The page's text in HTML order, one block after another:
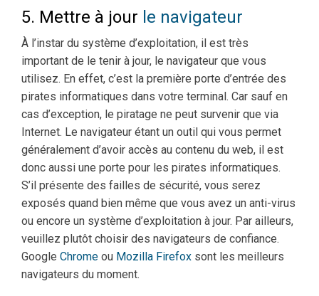
5. Mettre à jour le navigateur
À l’instar du système d’exploitation, il est très
important de le tenir à jour, le navigateur que vous
utilisez. En effet, c’est la première porte d’entrée des
pirates informatiques dans votre terminal. Car sauf en
cas d’exception, le piratage ne peut survenir que via
Internet. Le navigateur étant un outil qui vous permet
généralement d’avoir accès au contenu du web, il est
donc aussi une porte pour les pirates informatiques.
S’il présente des failles de sécurité, vous serez
exposés quand bien même que vous avez un anti-virus
ou encore un système d’exploitation à jour. Par ailleurs,
veuillez plutôt choisir des navigateurs de confiance.
Google Chrome ou Mozilla Firefox sont les meilleurs
navigateurs du moment.